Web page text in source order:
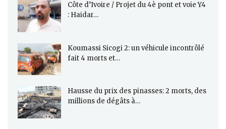
Côte d’Ivoire / Projet du 4è pont et voie Y4
: Haidar…
Koumassi Sicogi 2: un véhicule incontrôlé
fait 4 morts et…
Hausse du prix des pinasses: 2 morts, des
millions de dégâts à…